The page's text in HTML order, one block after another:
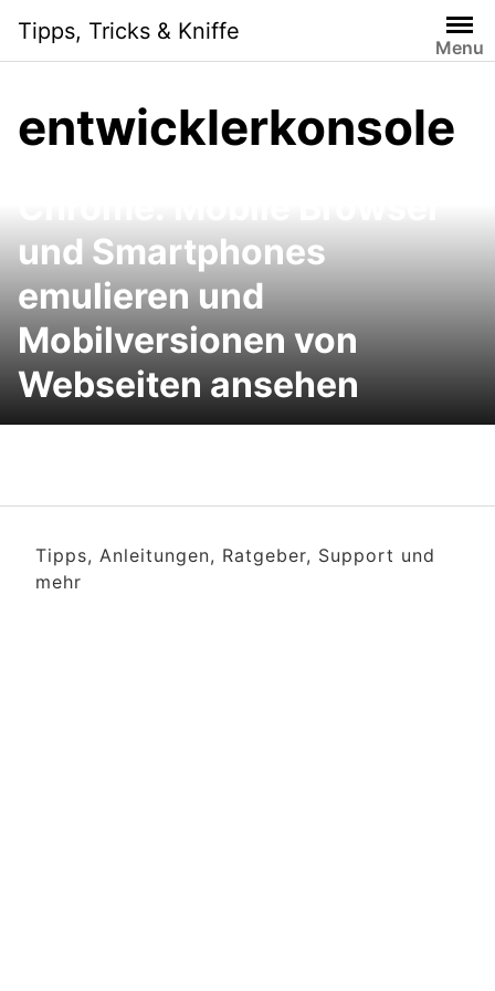
content
Tipps, Tricks & Kniffe
Menu
entwicklerkonsole
und Smartphones
emulieren und
Mobilversionen von
Webseiten ansehen
Tipps, Anleitungen, Ratgeber, Support und
mehr